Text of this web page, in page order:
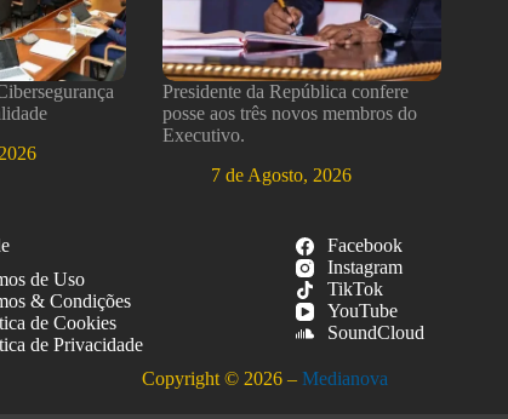
Presidente da República confere
posse aos três novos membros do
Executivo.
7 de Agosto, 2026
de Uso
& Condições
de Cookies
de Privacidade
Facebook
Instagram
TikTok
YouTube
SoundCloud
Copyright © 2026 –Medianova